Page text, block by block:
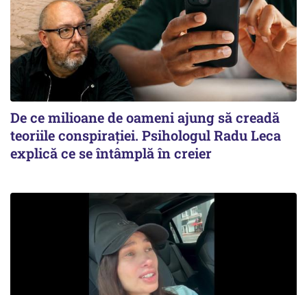
De ce milioane de oameni ajung să creadă
teoriile conspirației. Psihologul Radu Leca
explică ce se întâmplă în creier